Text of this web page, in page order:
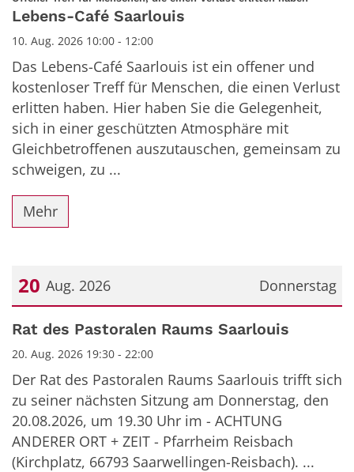
Lebens-Café Saarlouis
10. Aug. 2026 10:00 - 12:00
Das Lebens-Café Saarlouis ist ein offener und
kostenloser Treff für Menschen, die einen Verlust
erlitten haben. Hier haben Sie die Gelegenheit,
sich in einer geschützten Atmosphäre mit
Gleichbetroffenen auszutauschen, gemeinsam zu
schweigen, zu ...
Mehr
Donnerstag
20 Aug. 2026
Datum: 20. August 2026
Rat des Pastoralen Raums Saarlouis
20. Aug. 2026 19:30 - 22:00
Der Rat des Pastoralen Raums Saarlouis trifft sich
zu seiner nächsten Sitzung am Donnerstag, den
20.08.2026, um 19.30 Uhr im - ACHTUNG
ANDERER ORT + ZEIT - Pfarrheim Reisbach
(Kirchplatz, 66793 Saarwellingen-Reisbach). ...